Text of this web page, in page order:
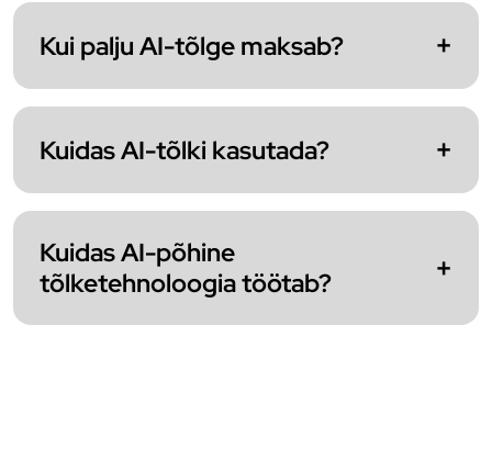
Kui palju AI-tõlge maksab?
Kuidas AI-tõlki kasutada?
Kuidas AI-põhine
tõlketehnoloogia töötab?